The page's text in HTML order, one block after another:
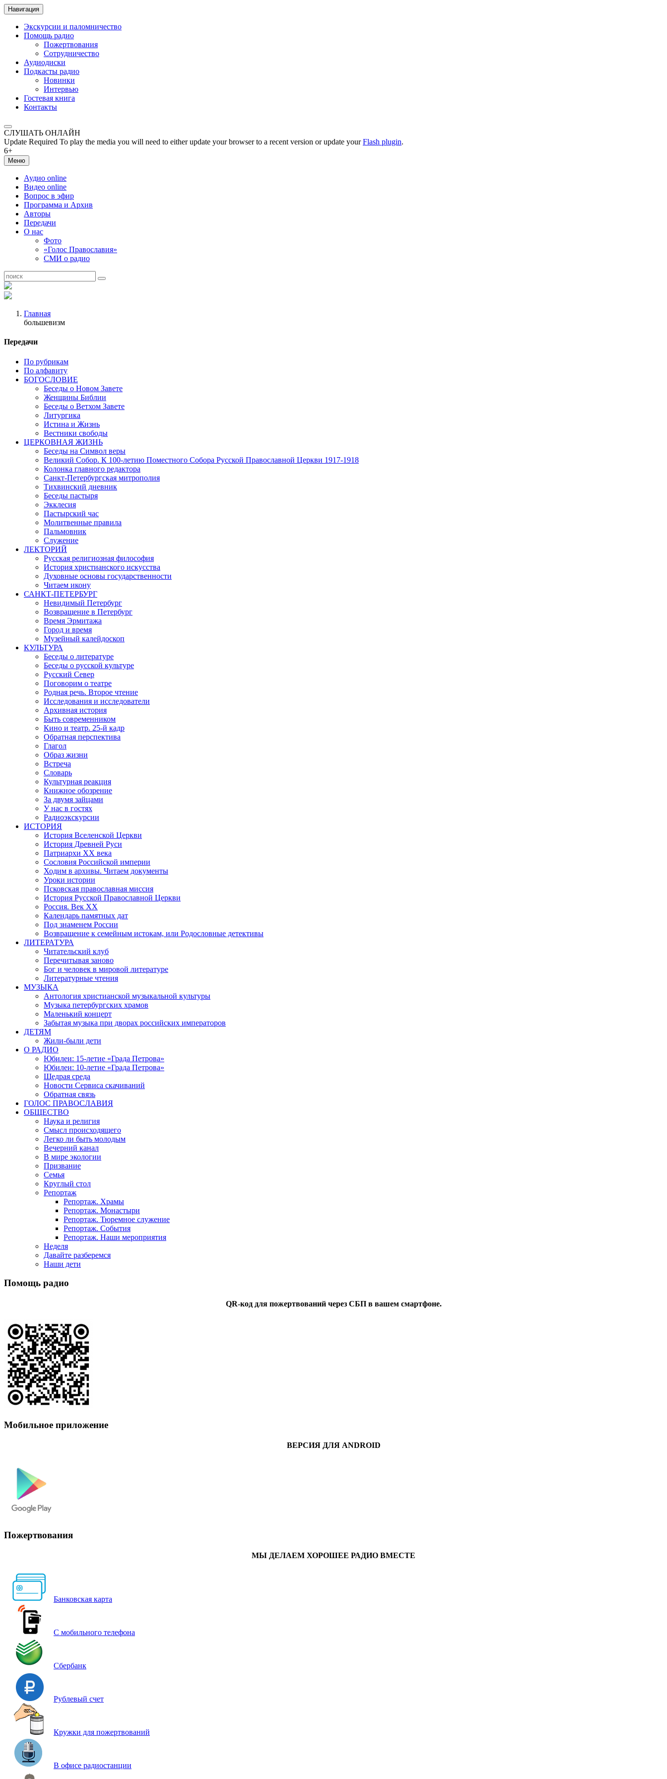
Навигация
Экскурсии и паломничество
Помощь радио
Пожертвования
Сотрудничество
Аудиодиски
Подкасты радио
Новинки
Интервью
Гостевая книга
Контакты
СЛУШАТЬ ОНЛАЙН
Update Required To play the media you will need to either update your browser to a recent version or update yourFlash plugin.
6+
Меню
Аудио online
Видео online
Вопрос в эфир
Программа и Архив
Авторы
Передачи
О нас
Фото
«Голос Православия»
СМИ о радио
Главная
большевизм
Передачи
По рубрикам
По алфавиту
БОГОСЛОВИЕ
Беседы о Новом Завете
Женщины Библии
Беседы о Ветхом Завете
Литургика
Истина и Жизнь
Вестники свободы
ЦЕРКОВНАЯ ЖИЗНЬ
Беседы на Символ веры
Великий Собор. К 100-летию Поместного Собора Русской Православной Церкви 1917-1918
Колонка главного редактора
Санкт-Петербургская митрополия
Тихвинский дневник
Беседы пастыря
Экклесия
Пастырский час
Молитвенные правила
Пальмовник
Служение
ЛЕКТОРИЙ
Русская религиозная философия
История христианского искусства
Духовные основы государственности
Читаем икону
САНКТ-ПЕТЕРБУРГ
Невидимый Петербург
Возвращение в Петербург
Время Эрмитажа
Город и время
Музейный калейдоскоп
КУЛЬТУРА
Беседы о литературе
Беседы о русской культуре
Русский Север
Поговорим о театре
Родная речь. Второе чтение
Исследования и исследователи
Архивная история
Быть современником
Кино и театр. 25-й кадр
Обратная перспектива
Глагол
Образ жизни
Встреча
Словарь
Культурная реакция
Книжное обозрение
За двумя зайцами
У нас в гостях
Радиоэкскурсии
ИСТОРИЯ
История Вселенской Церкви
История Древней Руси
Патриархи XX века
Сословия Российской империи
Ходим в архивы. Читаем документы
Уроки истории
Псковская православная миссия
История Русской Православной Церкви
Россия. Век ХХ
Календарь памятных дат
Под знаменем России
Возвращение к семейным истокам, или Родословные детективы
ЛИТЕРАТУРА
Читательский клуб
Перечитывая заново
Бог и человек в мировой литературе
Литературные чтения
МУЗЫКА
Антология христианской музыкальной культуры
Музыка петербургских храмов
Маленький концерт
Забытая музыка при дворах российских императоров
ДЕТЯМ
Жили-были дети
О РАДИО
Юбилеи: 15-летие «Града Петрова»
Юбилеи: 10-летие «Града Петрова»
Щедрая среда
Новости Сервиса скачиваний
Обратная связь
ГОЛОС ПРАВОСЛАВИЯ
ОБЩЕСТВО
Наука и религия
Смысл происходящего
Легко ли быть молодым
Вечерний канал
В мире экологии
Призвание
Семья
Круглый стол
Репортаж
Репортаж. Храмы
Репортаж. Монастыри
Репортаж. Тюремное служение
Репортаж. События
Репортаж. Наши мероприятия
Неделя
Давайте разберемся
Наши дети
Помощь радио
QR-код для пожертвований через СБП в вашем смартфоне.
Мобильное приложение
ВЕРСИЯ ДЛЯ ANDROID
Пожертвования
МЫ ДЕЛАЕМ ХОРОШЕЕ РАДИО ВМЕСТЕ
Банковская карта
С мобильного телефона
Сбербанк
Рублевый счет
Кружки для пожертвований
В офисе радиостанции